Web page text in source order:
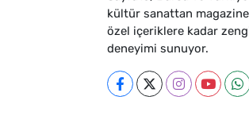
kültür sanattan
özel içeriklere kadar
deneyimi sunuyor.